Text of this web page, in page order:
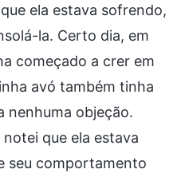
ela estava sofrendo,
la. Certo dia, em
começado a crer em
avó também tinha
nenhuma objeção.
que ela estava
seu comportamento